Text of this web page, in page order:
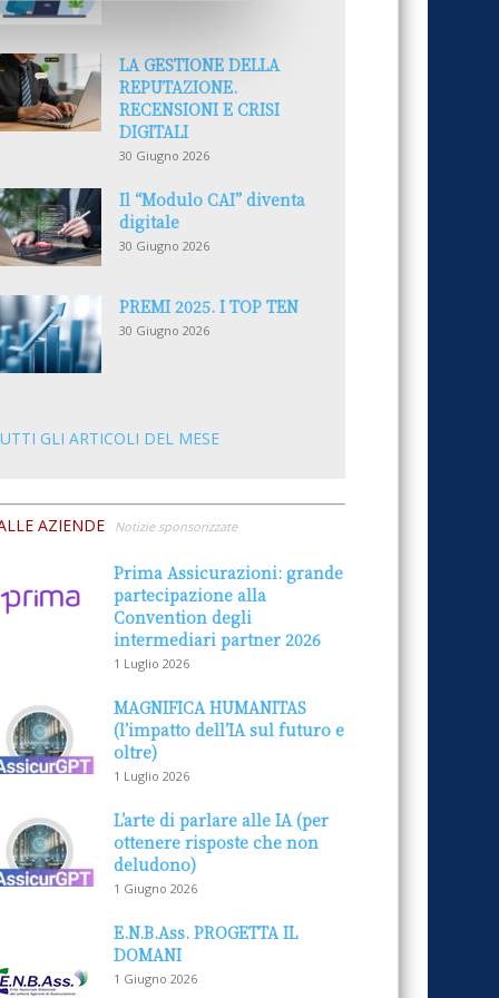
LA GESTIONE DELLA
REPUTAZIONE.
RECENSIONI E CRISI
DIGITALI
30 Giugno 2026
Il “Modulo CAI” diventa
digitale
30 Giugno 2026
PREMI 2025. I TOP TEN
30 Giugno 2026
GLI ARTICOLI DEL MESE
AZIENDE Notizie sponsorizzate
Prima Assicurazioni: grande
partecipazione alla
Convention degli
intermediari partner 2026
1 Luglio 2026
MAGNIFICA HUMANITAS
(l’impatto dell’IA sul futuro e
oltre)
1 Luglio 2026
L’arte di parlare alle IA (per
ottenere risposte che non
deludono)
1 Giugno 2026
E.N.B.Ass. PROGETTA IL
DOMANI
1 Giugno 2026